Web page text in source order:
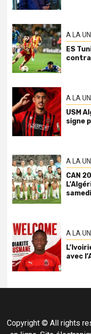
A LA
ES
A LA
USM
signe
A LA
CAN
samedi
A LA
avec
Copyright © All rights